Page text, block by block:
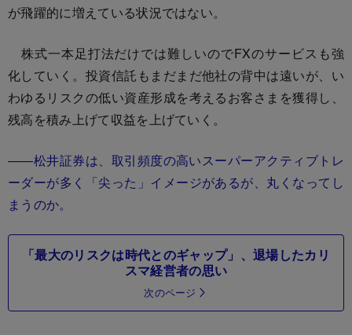
が飛躍的に増えている状況ではない。
株式一本足打法だけでは難しいのでFXのサービスも強
化していく。投資信託もまだまだ他社の背中は遠いが、い
わゆるリスクの低い資産形成を考えるお客さまを獲得し、
残高を積み上げて収益を上げていく。
――松井証券は、取引頻度の高いスーパーアクティブトレ
ーダーが多く「尖った」イメージがあるが、丸くなってし
まうのか。
「最大のリスクは時代とのギャップ」、退場したカリ
スマ経営者の思い
次のページ